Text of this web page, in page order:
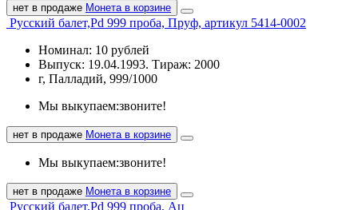
нет в продаже Монета в корзине
Русский балет,Pd 999 проба, Пруф, артикул 5414-0002
Номинал: 10 рублей
Выпуск: 19.04.1993. Тираж: 2000
г, Палладий, 999/1000
Мы выкупаем:звоните!
нет в продаже Монета в корзине
Мы выкупаем:звоните!
нет в продаже Монета в корзине
Русский балет,Pd 999 проба, Ац